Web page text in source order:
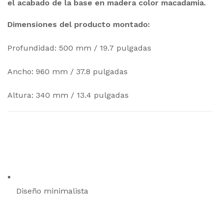
el acabado de la base en madera color macadamia.
Dimensiones del producto montado:
Profundidad: 500 mm / 19.7 pulgadas
Ancho: 960 mm / 37.8 pulgadas
Altura: 340 mm / 13.4 pulgadas
Diseño minimalista